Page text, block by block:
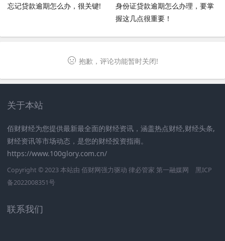
忘记贷款逾期怎么办，很关键!
身份证贷款逾期怎么办理，要掌
握这几点很重要！
抱歉，评论功能暂时关闭!
关于本站
佰财财经为您提供最新最全面的财经资讯，涵盖热点财经,财经头条,
财经资讯等市场动态，是您的财经投资指南。
https://www.100glory.com.cn/
Copyright © 2023 本站由 佰财网强力驱动 律必管家 第一融媒网
黑ICP
备2022008351号
联系我们